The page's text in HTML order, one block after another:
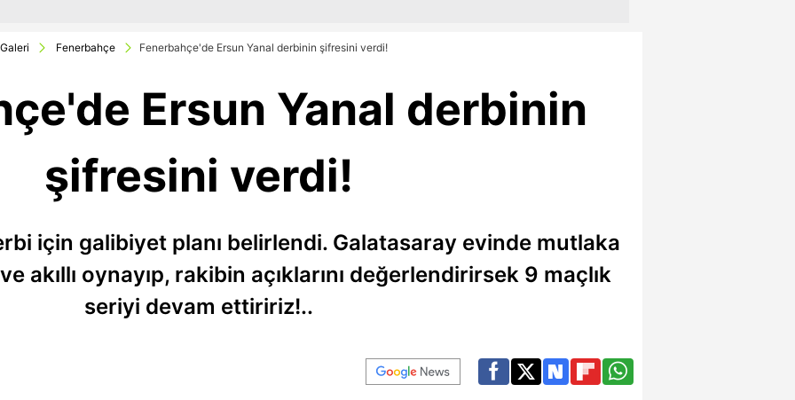
Galeri Fenerbahçe Fenerbahçe'de Ersun Yanal derbinin şifresini verdi!
Ersun Yanal derbinin
şifresini verdi!
için galibiyet planı belirlendi. Galatasaray evinde mutlaka
akıllı oynayıp, rakibin açıklarını değerlendirirsek 9 maçlık
seriyi devam ettiririz!..